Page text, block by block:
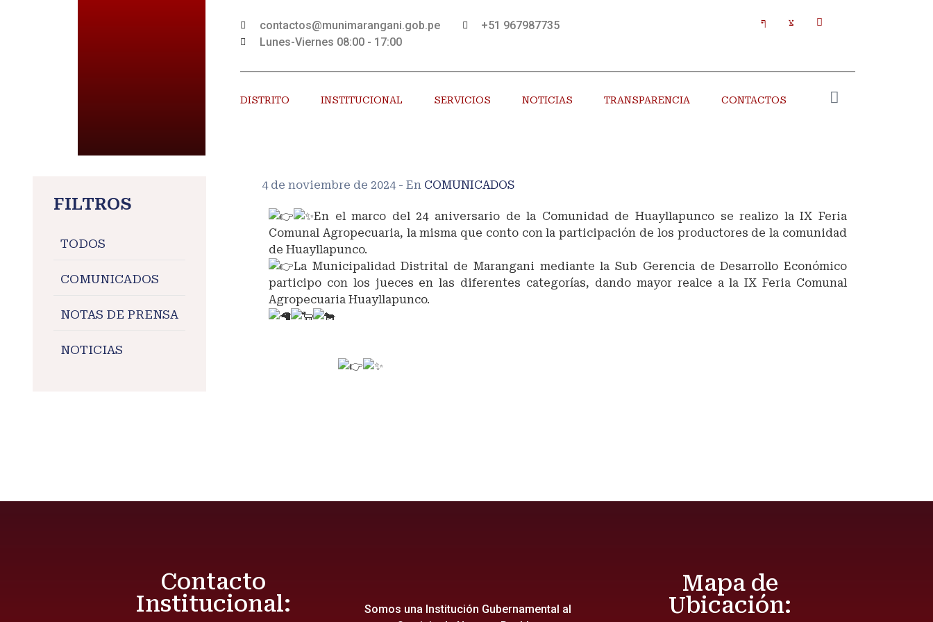
contactos@munimarangani.gob.pe
+51 967987735
Lunes-Viernes 08:00 - 17:00
DISTRITO INSTITUCIONAL SERVICIOS NOTICIAS TRANSPARENCIA CONTACTOS
FILTROS
TODOS
COMUNICADOS
NOTAS DE PRENSA
NOTICIAS
4 de noviembre de 2024 - En COMUNICADOS
En el marco del 24 aniversario de la Comunidad de Huayllapunco se realizo la IX Feria
Comunal Agropecuaria, la misma que conto con la participación de los productores de la comunidad
de Huayllapunco.
La Municipalidad Distrital de Marangani mediante la Sub Gerencia de Desarrollo Económico
participo con los jueces en las diferentes categorías, dando mayor realce a la IX Feria Comunal
Agropecuaria Huayllapunco.
Contacto
Institucional:
Somos una Institución Gubernamental al
Mapa de
Ubicación: